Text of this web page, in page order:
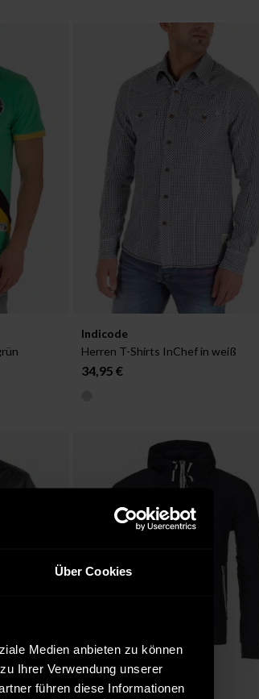
Über Cookies
Medien anbieten zu können
Ihrer Verwendung unserer
führen diese Informationen
Verfügbar in:
S
Indicode
Herren T-Shirts InChef in weiß
34,95 €